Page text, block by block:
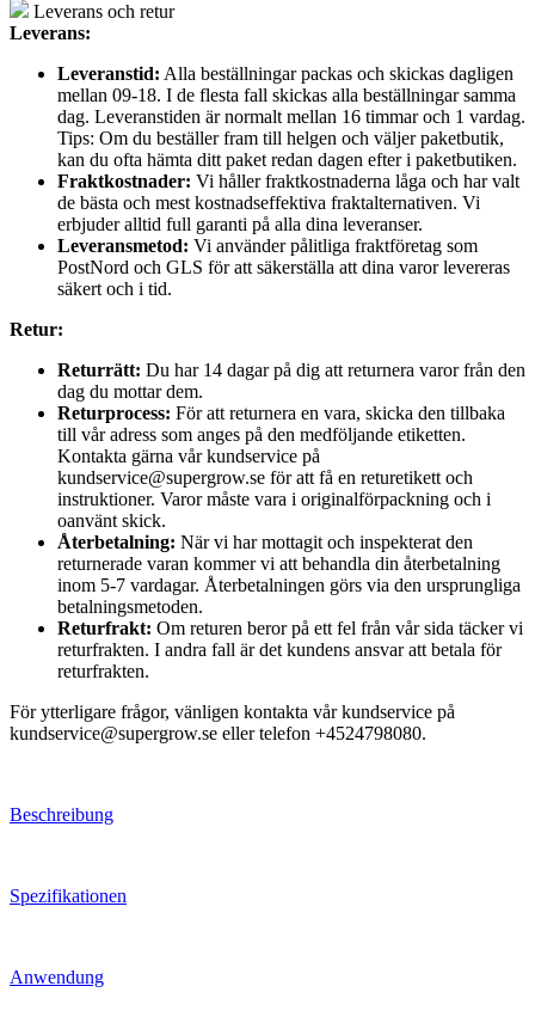
Leverans och retur
Leverans:
Leveranstid: Alla beställningar packas och skickas dagligen
mellan 09-18. I de flesta fall skickas alla beställningar samma
dag. Leveranstiden är normalt mellan 16 timmar och 1 vardag.
Tips: Om du beställer fram till helgen och väljer paketbutik,
kan du ofta hämta ditt paket redan dagen efter i paketbutiken.
Fraktkostnader: Vi håller fraktkostnaderna låga och har valt
de bästa och mest kostnadseffektiva fraktalternativen. Vi
erbjuder alltid full garanti på alla dina leveranser.
Leveransmetod: Vi använder pålitliga fraktföretag som
PostNord och GLS för att säkerställa att dina varor levereras
säkert och i tid.
Retur:
Returrätt: Du har 14 dagar på dig att returnera varor från den
dag du mottar dem.
Returprocess: För att returnera en vara, skicka den tillbaka
till vår adress som anges på den medföljande etiketten.
Kontakta gärna vår kundservice på
kundservice@supergrow.se för att få en returetikett och
instruktioner. Varor måste vara i originalförpackning och i
oanvänt skick.
Återbetalning: När vi har mottagit och inspekterat den
returnerade varan kommer vi att behandla din återbetalning
inom 5-7 vardagar. Återbetalningen görs via den ursprungliga
betalningsmetoden.
Returfrakt: Om returen beror på ett fel från vår sida täcker vi
returfrakten. I andra fall är det kundens ansvar att betala för
returfrakten.
För ytterligare frågor, vänligen kontakta vår kundservice på
kundservice@supergrow.se eller telefon +4524798080.
Beschreibung
Spezifikationen
Anwendung